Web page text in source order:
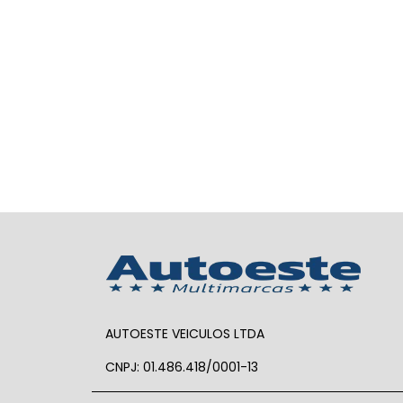
AUTOESTE VEICULOS LTDA
CNPJ: 01.486.418/0001-13